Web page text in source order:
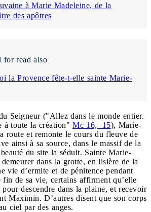
à Marie Madeleine, de la
des apôtres
la Provence fête-t-elle sainte Marie-
Seigneur ("Allez dans le monde entier.
à toute la création" Mc 16, 15), Marie-
route et remonte le cours du fleuve de
ainsi à sa source, dans le massif de la
du site la séduit. Sainte Marie-
dans la grotte, en lisière de la
vie d’ermite et de pénitence pendant
de sa vie, certains affirment qu’elle
descendre dans la plaine, et recevoir
Maximin. D’autres disent que son corps
ciel par des anges.